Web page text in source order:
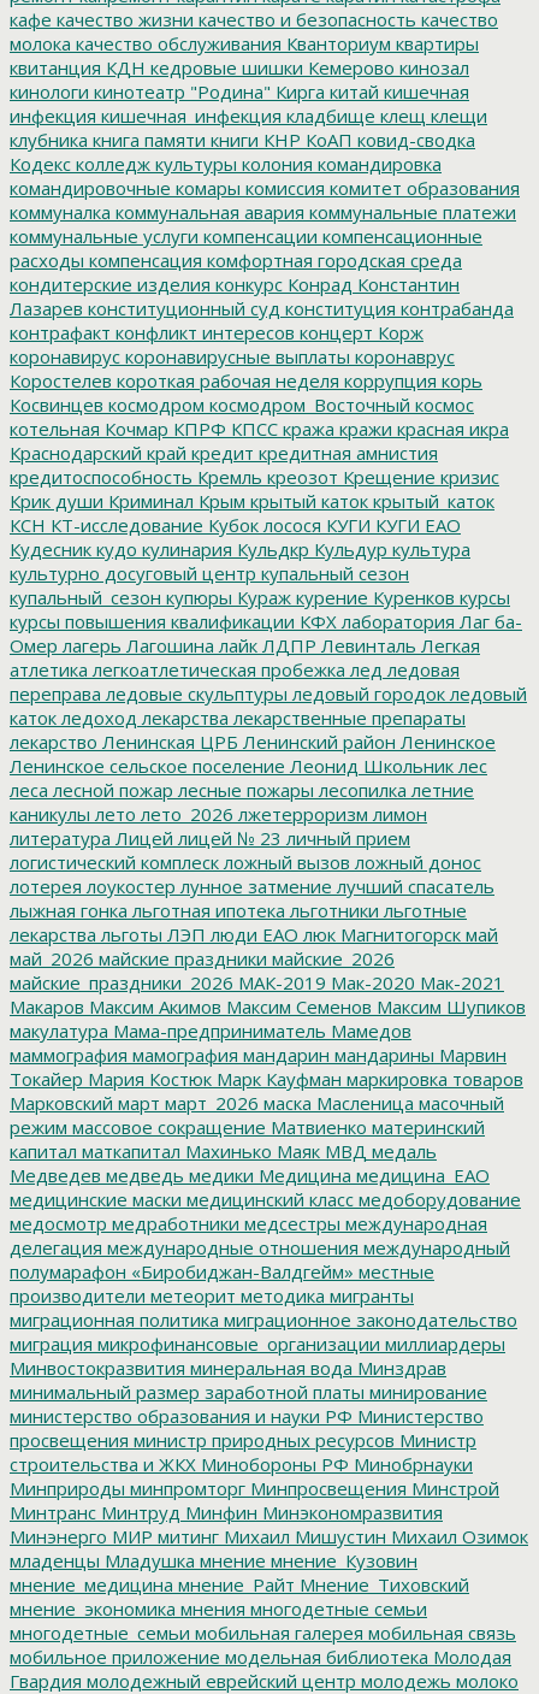
кафе качество жизни качество и безопасность качество
молока качество обслуживания Кванториум квартиры
квитанция КДН кедровые шишки Кемерово кинозал
кинологи кинотеатр "Родина" Кирга китай кишечная
инфекция кишечная_инфекция кладбище клещ клещи
клубника книга памяти книги КНР КоАП ковид-сводка
Кодекс колледж культуры колония командировка
командировочные комары комиссия комитет образования
коммуналка коммунальная авария коммунальные платежи
коммунальные услуги компенсации компенсационные
расходы компенсация комфортная городская среда
кондитерские изделия конкурс Конрад Константин
Лазарев конституционный суд конституция контрабанда
контрафакт конфликт интересов концерт Корж
коронавирус коронавирусные выплаты коронаврус
Коростелев короткая рабочая неделя коррупция корь
Косвинцев космодром космодром_Восточный космос
котельная Кочмар КПРФ КПСС кража кражи красная икра
Краснодарский край кредит кредитная амнистия
кредитоспособность Кремль креозот Крещение кризис
Крик души Криминал Крым крытый каток крытый_каток
КСН КТ-исследование Кубок лосося КУГИ КУГИ ЕАО
Кудесник кудо кулинария Кульдкр Кульдур культура
культурно досуговый центр купальный сезон
купальный_сезон купюры Кураж курение Куренков курсы
курсы повышения квалификации КФХ лаборатория Лаг ба-
Омер лагерь Лагошина лайк ЛДПР Левинталь Легкая
атлетика легкоатлетическая пробежка лед ледовая
переправа ледовые скульптуры ледовый городок ледовый
каток ледоход лекарства лекарственные препараты
лекарство Ленинская ЦРБ Ленинский район Ленинское
Ленинское сельское поселение Леонид Школьник лес
леса лесной пожар лесные пожары лесопилка летние
каникулы лето лето_2026 лжетерроризм лимон
литература Лицей лицей № 23 личный прием
логистический комплеск ложный вызов ложный донос
лотерея лоукостер лунное затмение лучший спасатель
лыжная гонка льготная ипотека льготники льготные
лекарства льготы ЛЭП люди ЕАО люк Магнитогорск май
май_2026 майские праздники майские_2026
майские_праздники_2026 МАК-2019 Мак-2020 Мак-2021
Макаров Максим Акимов Максим Семенов Максим Шупиков
макулатура Мама-предприниматель Мамедов
маммография мамография мандарин мандарины Марвин
Токайер Мария Костюк Марк Кауфман маркировка товаров
Марковский март март_2026 маска Масленица масочный
режим массовое сокращение Матвиенко материнский
капитал маткапитал Махинько Маяк МВД медаль
Медведев медведь медики Медицина медицина_ЕАО
медицинские маски медицинский класс медоборудование
медосмотр медработники медсестры международная
делегация международные отношения международный
полумарафон «Биробиджан-Валдгейм» местные
производители метеорит методика мигранты
миграционная политика миграционное законодательство
миграция микрофинансовые_организации миллиардеры
Минвостокразвития минеральная вода Минздрав
минимальный размер заработной платы минирование
министерство образования и науки РФ Министерство
просвещения министр природных ресурсов Министр
строительства и ЖКХ Минобороны РФ Минобрнауки
Минприроды минпромторг Минпросвещения Минстрой
Минтранс Минтруд Минфин Минэкономразвития
Минэнерго МИР митинг Михаил Мишустин Михаил Озимок
младенцы Младушка мнение мнение_Кузовин
мнение_медицина мнение_Райт Мнение_Тиховский
мнение_экономика мнения многодетные семьи
многодетные_семьи мобильная галерея мобильная связь
мобильное приложение модельная библиотека Молодая
Гвардия молодежный еврейский центр молодежь молоко